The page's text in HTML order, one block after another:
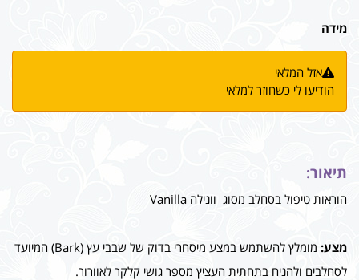
מידה
אזל המלאי
הודיעו לי כשחוזר למלאי
תיאור:
הוראות טיפול בסחלב מסוג וונילה Vanilla
מצע:
מומלץ להשתמש במצע מיסחרי בדוק של שבבי עץ (Bark) המיועד
לסחלבים ולהניח בתחתית העציץ מספר גושי קלקר לאוורור.